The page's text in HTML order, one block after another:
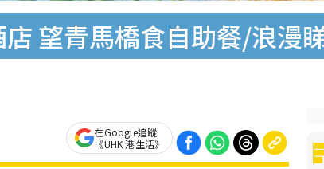
望青馬橋食自助餐/浪漫
在Google追蹤
《UHK 港生活》